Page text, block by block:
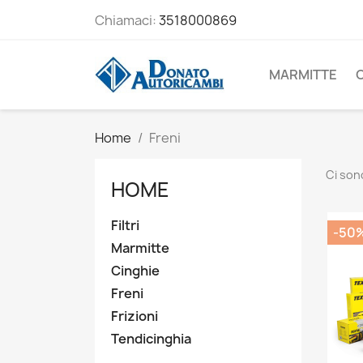
Chiamaci:3518000869
MARMITTE
Home Freni
HOME
Filtri
Marmitte
Cinghie
Freni
Frizioni
Tendicinghia
Ci
-